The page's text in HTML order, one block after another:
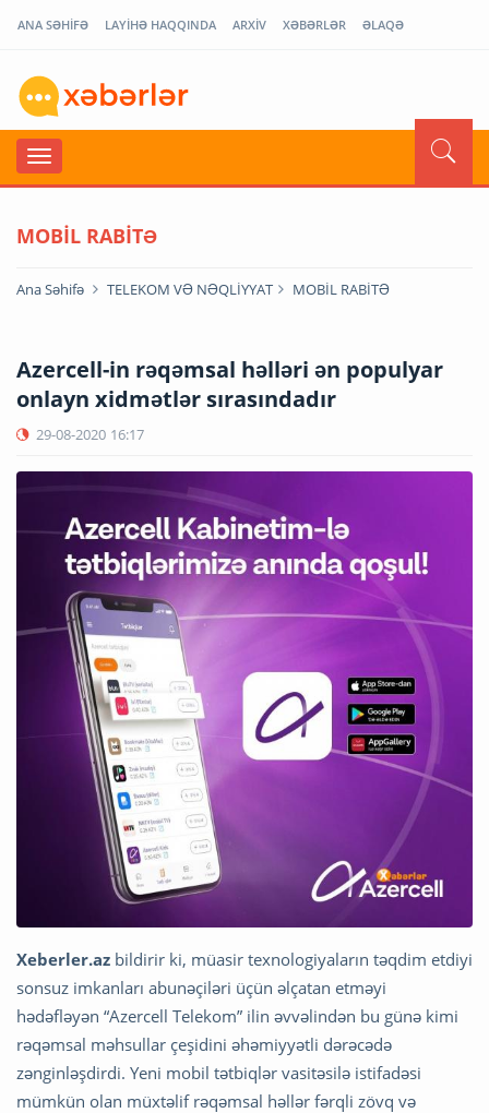
ANA SƏHİFƏ LAYİHƏ HAQQINDA ARXİV XƏBƏRLƏR ƏLAQƏ
MOBİL RABİTƏ
Ana Səhifə TELEKOM VƏ NƏQLİYYAT MOBİL RABİTƏ
Azercell-in rəqəmsal həlləri ən populyar
onlayn xidmətlər sırasındadır
29-08-2020 16:17
Xeberler.az bildirir ki, müasir texnologiyaların təqdim etdiyi
sonsuz imkanları abunəçiləri üçün əlçatan etməyi
hədəfləyən “Azercell Telekom” ilin əvvəlindən bu günə kimi
rəqəmsal məhsullar çeşidini əhəmiyyətli dərəcədə
zənginləşdirdi. Yeni mobil tətbiqlər vasitəsilə istifadəsi
mümkün olan müxtəlif rəqəmsal həllər fərqli zövq və